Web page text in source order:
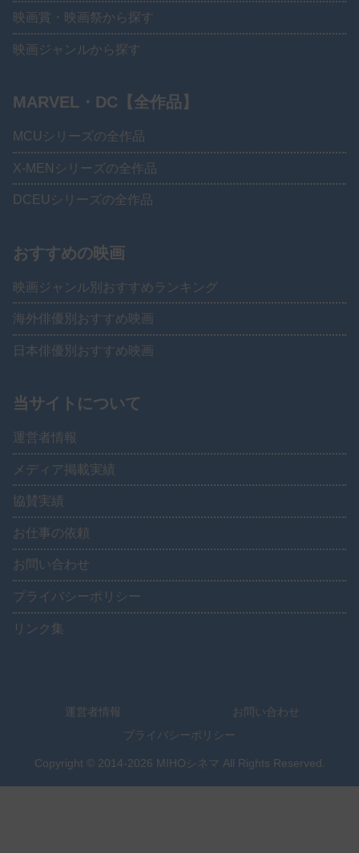
映画賞・映画祭から探す
映画ジャンルから探す
MARVEL・DC【全作品】
MCUシリーズの全作品
X-MENシリーズの全作品
DCEUシリーズの全作品
おすすめの映画
映画ジャンル別おすすめランキング
海外俳優別おすすめ映画
日本俳優別おすすめ映画
当サイトについて
運営者情報
メディア掲載実績
協賛実績
お仕事の依頼
お問い合わせ
プライバシーポリシー
リンク集
運営者情報
お問い合わせ
プライバシーポリシー
Copyright © 2014-2026 MIHOシネマ All Rights Reserved.